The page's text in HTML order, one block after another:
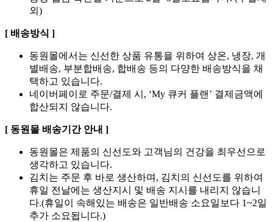
외)
[ 배송방식 ]
동원몰에서는 신선한 상품 유통을 위하여 상온, 냉장, 개
별배송, 부분합배송, 합배송 등의 다양한 배송방식을 채
택하고 있습니다.
네이버페이로 주문/결제 시, ‘My 큐커 플랜’ 결제금액에
합산되지 않습니다.
[ 동원몰 배송기간 안내 ]
동원몰은 제품의 신선도와 고객님의 건강을 최우선으로
생각하고 있습니다.
김치는 주문 후 바로 생산하며, 김치의 신선도를 위하여
휴일 전날에는 생산지시 및 배송 지시를 내리지 않습니
다.(휴일이 속해있는 배송은 일반배송 소요일보다 1~2일
추가 소요됩니다.)